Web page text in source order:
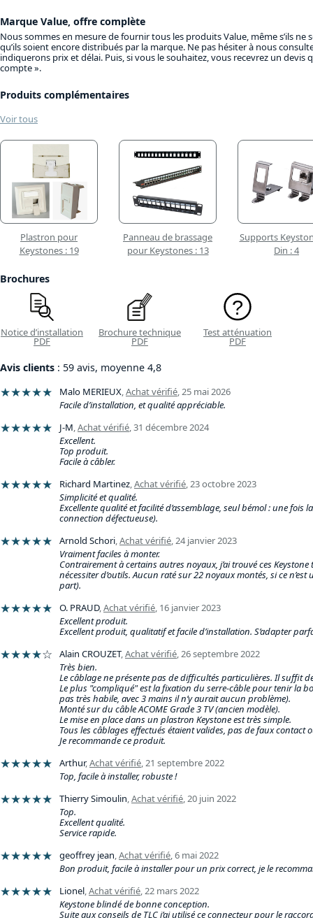
Marque Value, offre complète
Nous sommes en mesure de fournir tous les produits Value, même s’ils
qu’ils soient encore distribués par la marque. Ne pas hésiter à nous
indiquerons prix et délai. Puis, si vous le souhaitez, vous recevrez un devis
compte ».
Produits complémentaires
Voir tous
Plastron pour
Keystones : 19
Panneau de brassage
pour Keystones : 13
Supports
Din : 4
Brochures
Notice d’installation
PDF
Brochure technique
PDF
Test atténuation
PDF
Avis clients : 59 avis, moyenne 4,8
★★★★★ Malo MERIEUX Achat vérifié 25 mai 2026
Facile d’installation, et qualité appréciable.
★★★★★ J-M Achat vérifié 31 décembre 2024
Excellent.
Top produit.
Facile à câbler.
★★★★★ Richard Martinez Achat vérifié 23 octobre 2023
Simplicité et qualité.
Excellente qualité et facilité d’assemblage, seul bémol : une fois
connection défectueuse).
★★★★★ Arnold Schori Achat vérifié 24 janvier 2023
Vraiment faciles à monter.
Contrairement à certains autres noyaux, j’ai trouvé ces
nécessiter d’outils. Aucun raté sur 22 noyaux montés, si ce
part).
★★★★★ O. PRAUD, Achat vérifié 16 janvier 2023
Excellent produit.
Excellent produit, qualitatif et facile d’installation. S’adapter
★★★★☆ Alain CROUZET, Achat vérifié 26 septembre 2022
Très bien.
Le câblage ne présente pas de difficultés particulières. Il suffit
Le plus "compliqué" est la fixation du serre-câble pour tenir la
pas très habile, avec 3 mains il n’y aurait aucun problème).
Monté sur du câble ACOME Grade 3 TV (ancien modèle).
Le mise en place dans un plastron Keystone est très simple.
Tous les câblages effectués étaient valides, pas de faux contact
Je recommande ce produit.
★★★★★ Arthur,Achat vérifié 21 septembre 2022
Top, facile à installer, robuste !
★★★★★ Thierry Simoulin Achat vérifié 20 juin 2022
Top.
Excellent qualité.
Service rapide.
★★★★★ geoffrey jean Achat vérifié 6 mai 2022
Bon produit, facile à installer pour un prix correct, je le
★★★★★ Lionel Achat vérifié 22 mars 2022
Keystone blindé de bonne conception.
Suite aux conseils de TLC j’ai utilisé ce connecteur pour le